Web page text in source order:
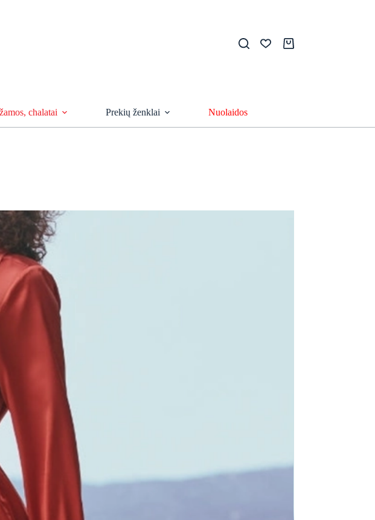
Pirkinių
chalatai Prekių ženklai Nuolaidos